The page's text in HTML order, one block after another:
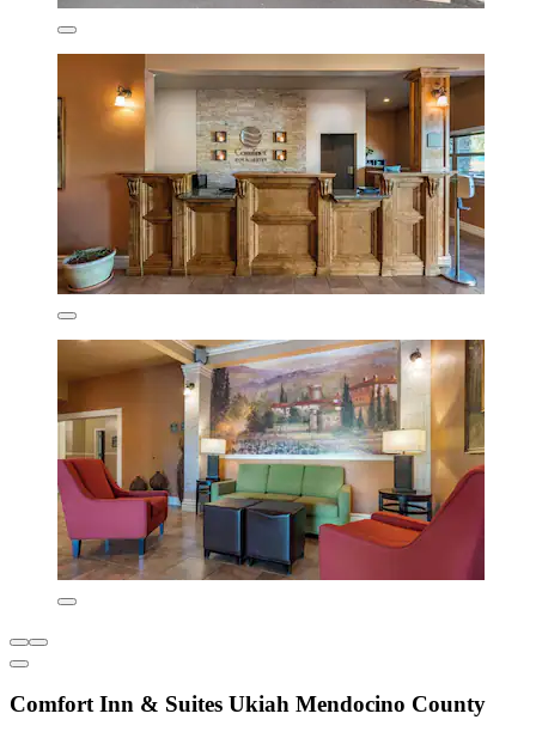
Comfort Inn & Suites Ukiah Mendocino County